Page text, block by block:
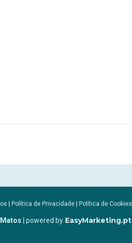
| Política de Privacidade | Política de Cookies
| powered by EasyMarketing.pt